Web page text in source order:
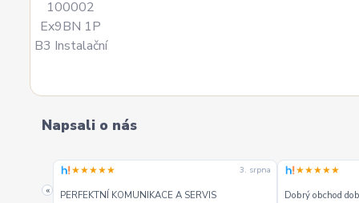
Napsali o nás
«
★★★★★ 3. srpna
PERFEKTNÍ KOMUNIKACE A SERVIS
★★★★★
Dobrý obchod